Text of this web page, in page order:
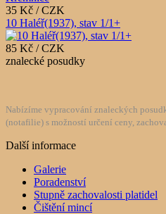
35 Kč / CZK
10 Haléř(1937), stav 1/1+
85 Kč / CZK
znalecké posudky
Nabízíme vypracování znaleckých
(notafilie) s možností určení ceny,
Další informace
Galerie
Poradenství
Stupně zachovalosti platidel
Čištění mincí